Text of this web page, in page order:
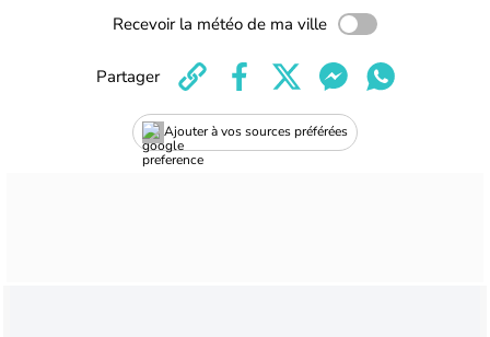
Recevoir la météo de ma ville
Ajouter à vos sources préférées
Partager